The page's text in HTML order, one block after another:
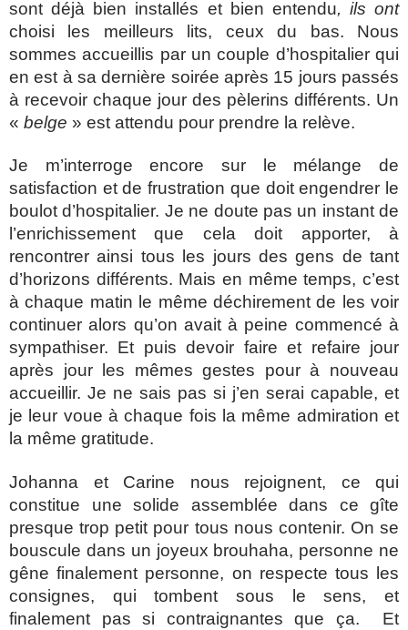
sont déjà bien installés et bien entendu, ils ont
choisi les meilleurs lits, ceux du bas. Nous
sommes accueillis par un couple d’hospitalier qui
en est à sa dernière soirée après 15 jours passés
à recevoir chaque jour des pèlerins différents. Un
« belge » est attendu pour prendre la relève.
Je m’interroge encore sur le mélange de
satisfaction et de frustration que doit engendrer le
boulot d’hospitalier. Je ne doute pas un instant de
l’enrichissement que cela doit apporter, à
rencontrer ainsi tous les jours des gens de tant
d’horizons différents. Mais en même temps, c’est
à chaque matin le même déchirement de les voir
continuer alors qu’on avait à peine commencé à
sympathiser. Et puis devoir faire et refaire jour
après jour les mêmes gestes pour à nouveau
accueillir. Je ne sais pas si j’en serai capable, et
je leur voue à chaque fois la même admiration et
la même gratitude.
Johanna et Carine nous rejoignent, ce qui
constitue une solide assemblée dans ce gîte
presque trop petit pour tous nous contenir. On se
bouscule dans un joyeux brouhaha, personne ne
gêne finalement personne, on respecte tous les
consignes, qui tombent sous le sens, et
finalement pas si contraignantes que ça. Et